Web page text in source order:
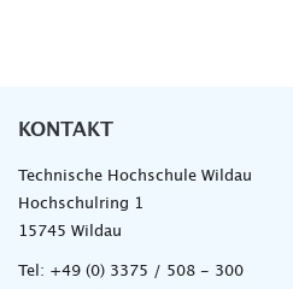
KONTAKT
Technische Hochschule Wildau
Hochschulring 1
15745 Wildau
Tel: +49 (0) 3375 / 508 - 300